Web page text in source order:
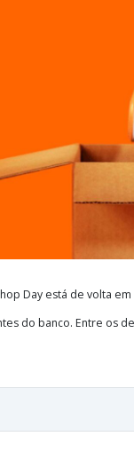
Day está de volta em
do banco. Entre os